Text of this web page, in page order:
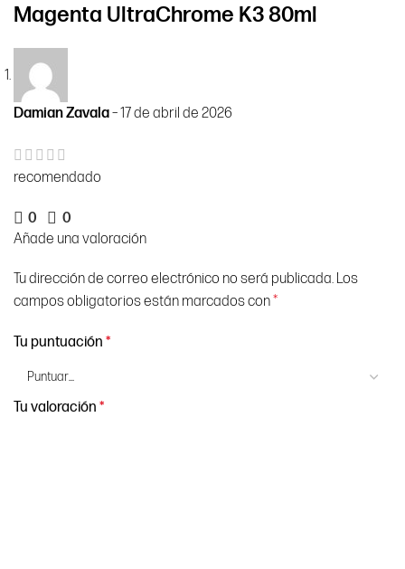
Magenta UltraChrome K3 80ml
Damian Zavala–17 de abril de 2026
recomendado
0
0
Añade una valoración
Tu dirección de correo electrónico no será publicada. Los
campos obligatorios están marcados con*
Tu puntuación *
Tu valoración *